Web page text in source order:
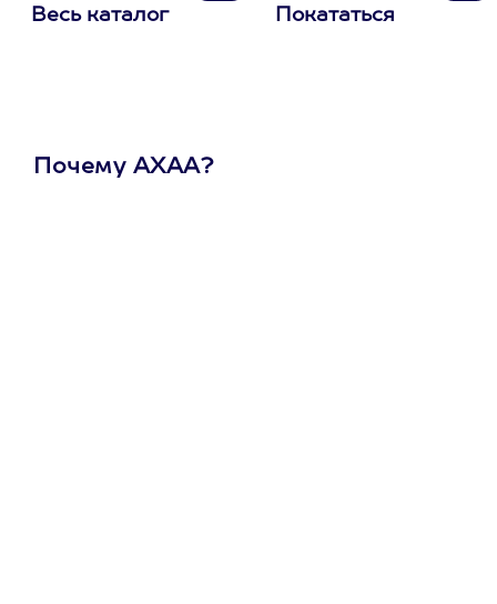
Весь каталог Покататься
Почему АХАА?